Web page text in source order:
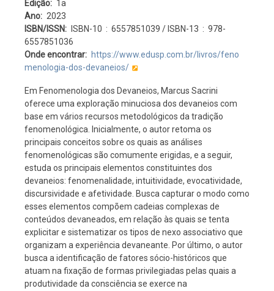
Edição
1a
Ano
2023
ISBN/ISSN
ISBN-10 ‏ : ‎ 6557851039 / ISBN-13 ‏ : ‎ 978-
6557851036
Onde encontrar
https://www.edusp.com.br/livros/feno
menologia-dos-devaneios/
Em Fenomenologia dos Devaneios, Marcus Sacrini
oferece uma exploração minuciosa dos devaneios com
base em vários recursos metodológicos da tradição
fenomenológica. Inicialmente, o autor retoma os
principais conceitos sobre os quais as análises
fenomenológicas são comumente erigidas, e a seguir,
estuda os principais elementos constituintes dos
devaneios: fenomenalidade, intuitividade, evocatividade,
discursividade e afetividade. Busca capturar o modo como
esses elementos compõem cadeias complexas de
conteúdos devaneados, em relação às quais se tenta
explicitar e sistematizar os tipos de nexo associativo que
organizam a experiência devaneante. Por último, o autor
busca a identificação de fatores sócio-históricos que
atuam na fixação de formas privilegiadas pelas quais a
produtividade da consciência se exerce na